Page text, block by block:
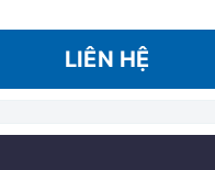
LIÊN HỆ